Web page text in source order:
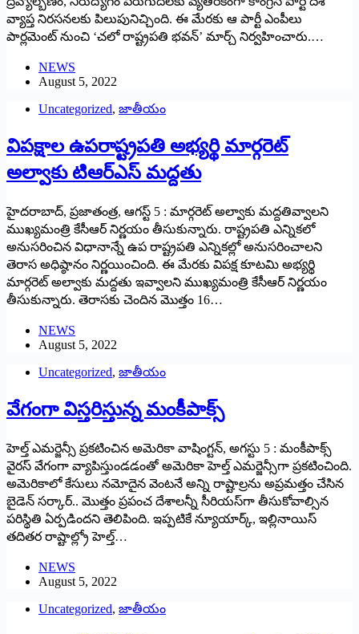
వ్యాప్త నిరసనలకు పిలుపునిచ్చింది. ఈ మేరకు ఆ పార్టీ ఎంపీలు
పార్లమెంట్‌ ‌నుంచి ‘చలో రాష్ట్రపతి భవన్‌’ ‌మార్చ్ ‌నిర్వహించారు.…
NEWS
August 5, 2022
Uncategorized, జాతీయం
విపక్షాల ఉపరాష్ట్రపతి అభ్యర్థి మార్గరెట్‌
అల్వాకు టిఆర్‌ఎస్‌ ‌మద్దతు
హైదరాబాద్‌, ‌ప్రజాతంత్ర, ఆగస్ట్ 5 : ‌మార్గరెట్‌ అల్వాకు మద్దతివ్వాలని
ముఖ్యమంత్రి కేసీఆర్‌ ‌నిర్ణయం తీసుకున్నారు. రాష్ట్రపతి ఎన్నికలో
అనుసరించిన విధానాన్నే ఉప రాష్ట్రపతి ఎన్నికల్లో అనుసరించాలని
తెరాస అధిష్ఠానం నిర్ణయించింది. ఈ మేరకు విపక్ష కూటమి అభ్యర్థి
మార్గరెట్‌ అల్వాకు మద్దతు ఇవ్వాలని ముఖ్యమంత్రి కేసీఆర్‌ ‌నిర్ణయం
తీసుకున్నారు. తెరాసకు చెందిన మొత్తం 16…
NEWS
August 5, 2022
Uncategorized, జాతీయం
వేగంగా విస్తరిస్తున్న మంకీపాక్స్
హెల్త్ ఎమర్జెన్సీ ప్రకటించిన అమెరికా వాషింగ్టన్‌, అగస్టు 5 : మంకీపాక్స్
‌వైరస్‌ ‌వేగంగా వ్యాపిస్తుండడంతో అమెరికా హెల్త్ ఎమర్జెన్సీగా ప్రకటించింది.
అమెరికాలో కేసులు నమోదైన వెంటనే అన్ని రాష్టాల్రను అప్రమత్తం చేసిన
బైడెన్‌ ‌సర్కార్‌.. ‌మొత్తం ప్రపంచ దేశాలన్నీ సీరియస్‌గా తీసుకోవాల్సిన
పరిస్థితి ఏర్పడిందని తెలిపింది. ఇప్పటికే న్యూయార్క్, ఇల్లినాయిస్‌
‌తదితర రాష్టాల్ల్రో హెల్త్…
NEWS
August 5, 2022
Uncategorized, జాతీయం